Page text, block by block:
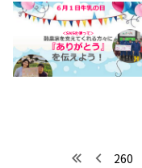
最初へ前へ
260